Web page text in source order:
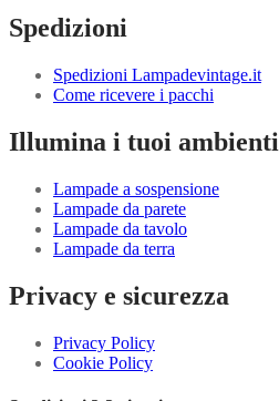
Spedizioni
Spedizioni Lampadevintage.it
Come ricevere i pacchi
Illumina i tuoi ambienti
Lampade a sospensione
Lampade da parete
Lampade da tavolo
Lampade da terra
Privacy e sicurezza
Privacy Policy
Cookie Policy